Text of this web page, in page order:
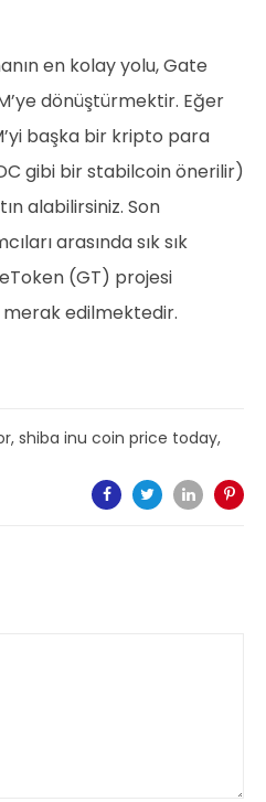
en kolay yolu, Gate
dönüştürmektir. Eğer
başka bir kripto para
gibi bir stabilcoin önerilir)
alabilirsiniz. Son
arasında sık sık
(GT) projesi
merak edilmektedir.
, shiba inu coin price today,